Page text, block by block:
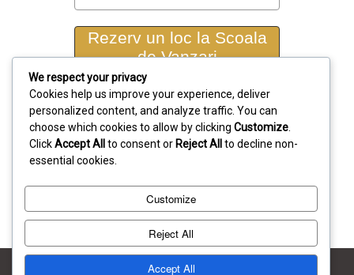
Rezerv un loc la Scoala
de Vanzari
Vom lua legatura cu tine pentru a-ti
comunica detaliile necesare pentru
urmatoarea serie.
Urmeaza acest curs si vei
sti ca ai facut cea mai buna
alegere!
We respect your privacy
Cookies help us improve your experience, deliver
personalized content, and analyze traffic. You can
choose which cookies to allow by clicking Customize.
ClickAccept All to consent or Reject All to decline non-
essential cookies.
Customize
Reject All
Accept All